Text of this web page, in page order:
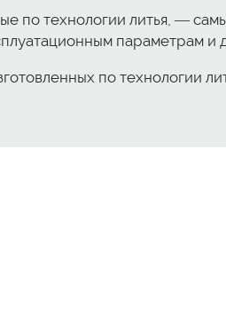
по технологии литья, —
параметрам и
по технологии